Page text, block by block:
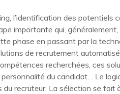
l’identification des potentiels
importante qui, généralement,
phase en passant par la
de recrutement
recherchées, ces
du candidat… Le
recruteur. La sélection se fait